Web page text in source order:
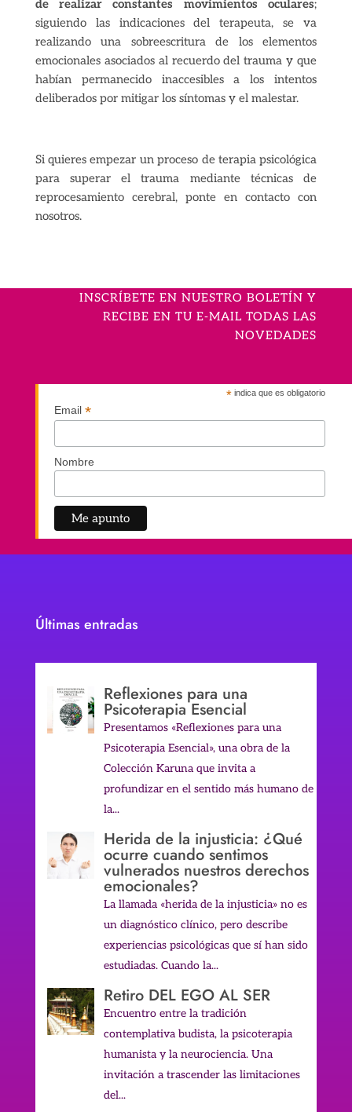
de realizar constantes movimientos oculares;
siguiendo las indicaciones del terapeuta, se va
realizando una sobreescritura de los elementos
emocionales asociados al recuerdo del trauma y que
habían permanecido inaccesibles a los intentos
deliberados por mitigar los síntomas y el malestar.
Si quieres empezar un proceso de terapia psicológica
para superar el trauma mediante técnicas de
reprocesamiento cerebral, ponte en contacto con
nosotros.
INSCRÍBETE EN NUESTRO BOLETÍN Y
RECIBE EN TU E-MAIL TODAS LAS
NOVEDADES
* indica que es obligatorio
Email *
Nombre
Últimas entradas
Reflexiones para una
Psicoterapia Esencial
Presentamos «Reflexiones para una
Psicoterapia Esencial», una obra de la
Colección Karuna que invita a
profundizar en el sentido más humano de
la...
Herida de la injusticia: ¿Qué
ocurre cuando sentimos
vulnerados nuestros derechos
emocionales?
La llamada «herida de la injusticia» no es
un diagnóstico clínico, pero describe
experiencias psicológicas que sí han sido
estudiadas. Cuando la...
Retiro DEL EGO AL SER
Encuentro entre la tradición
contemplativa budista, la psicoterapia
humanista y la neurociencia. Una
invitación a trascender las limitaciones
del...